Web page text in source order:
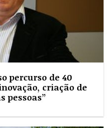
percurso de 40
criação de
pessoas”